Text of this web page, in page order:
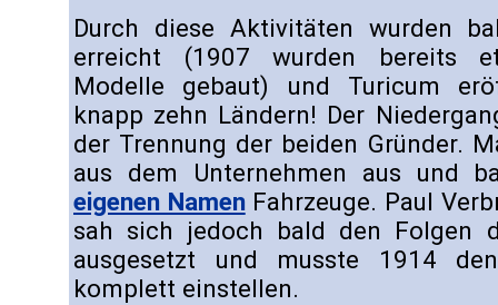
Durch diese Aktivitäten wurden
erreicht (1907 wurden bereits
Modelle gebaut) und Turicum
knapp zehn Ländern! Der
der Trennung der beiden Gründer.
aus dem Unternehmen aus und
eigenen NamenFahrzeuge. Paul
sah sich jedoch bald den Folgen
ausgesetzt und musste 1914
komplett einstellen.